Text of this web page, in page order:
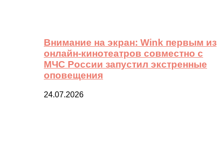
Внимание на экран: Wink первым из
онлайн-кинотеатров совместно с
МЧС России запустил экстренные
оповещения
24.07.2026